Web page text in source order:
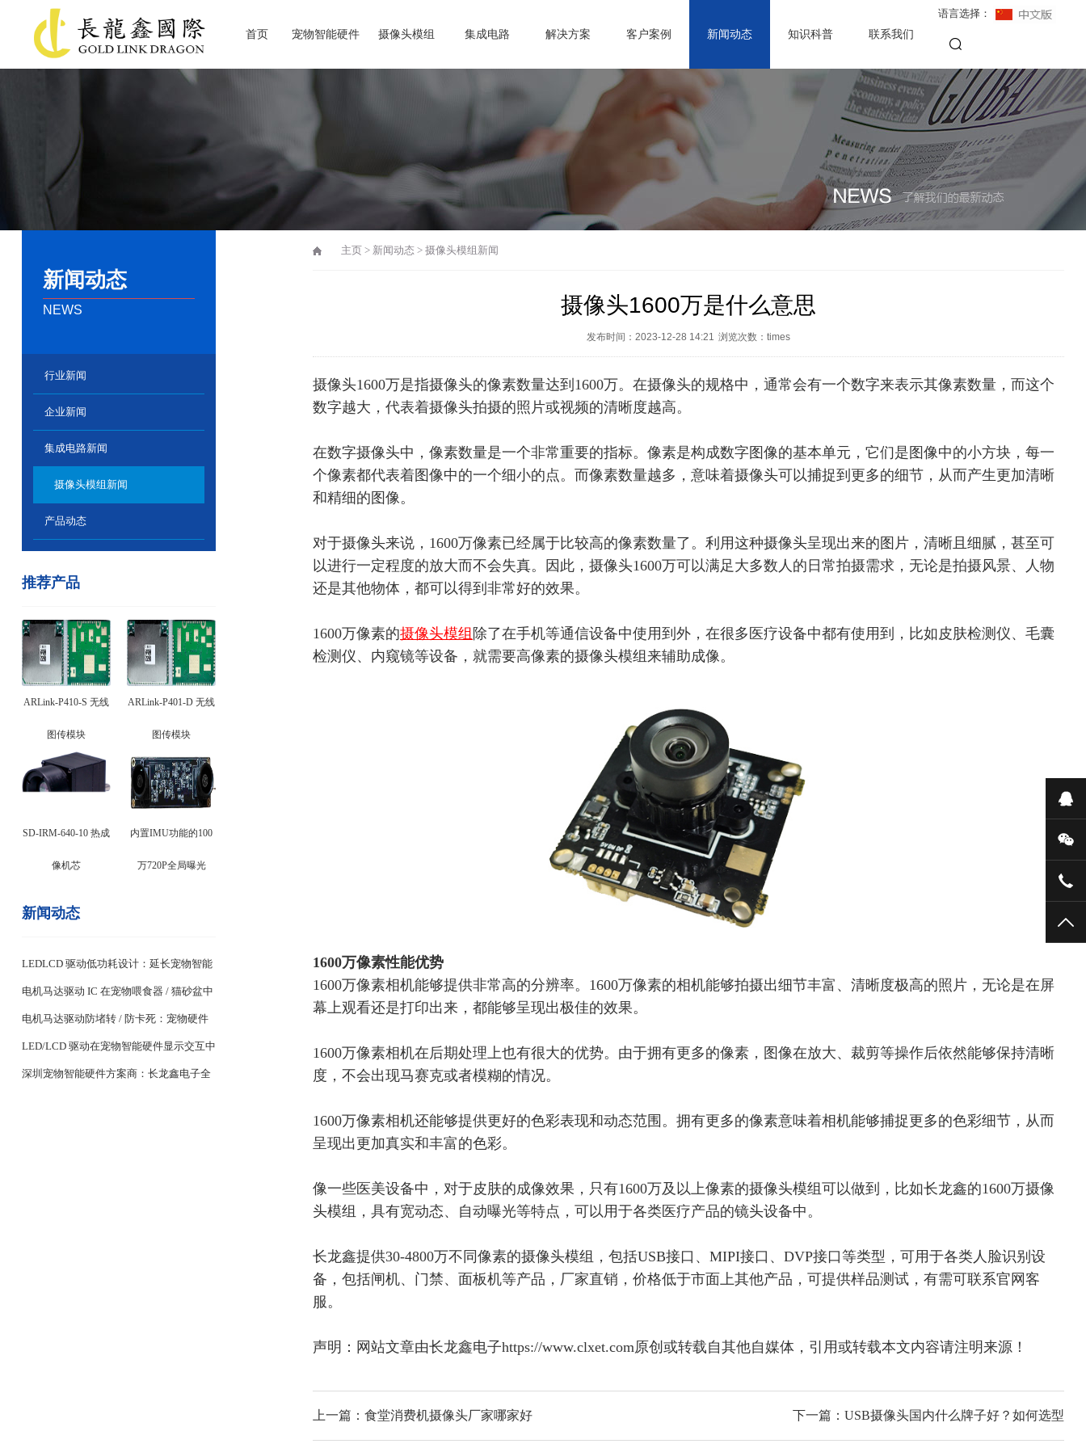
首页 宠物智能硬件 摄像头模组 集成电路 解决方案 客户案例 新闻动态 知识科普 联系我们
语言选择：
新闻动态
NEWS
行业新闻
企业新闻
集成电路新闻
摄像头模组新闻
产品动态
推荐产品
ARLink-P410-S 无线
图传模块
ARLink-P401-D 无线
图传模块
SD-IRM-640-10 热成
像机芯
内置IMU功能的100
万720P全局曝光
新闻动态
LEDLCD 驱动低功耗设计：延长宠物智能
设备续航关键
电机马达驱动 IC 在宠物喂食器 / 猫砂盆中
的稳定控制设计
电机马达驱动防堵转 / 防卡死：宠物硬件
耐用性核心
LED/LCD 驱动在宠物智能硬件显示交互中
的应用
深圳宠物智能硬件方案商：长龙鑫电子全
主页 > 新闻动态 > 摄像头模组新闻
摄像头1600万是什么意思
发布时间：2023-12-28 14:21 浏览次数： times
摄像头1600万是指摄像头的像素数量达到1600万。在摄像头的规格中，通常会有一个数字来表示其像素数量，而这个
数字越大，代表着摄像头拍摄的照片或视频的清晰度越高。
在数字摄像头中，像素数量是一个非常重要的指标。像素是构成数字图像的基本单元，它们是图像中的小方块，每一
个像素都代表着图像中的一个细小的点。而像素数量越多，意味着摄像头可以捕捉到更多的细节，从而产生更加清晰
和精细的图像。
对于摄像头来说， 1600万像素已经属于比较高的像素数量了。 利用这种摄像头呈现出来的图片，清晰且细腻 ，甚至可
以进行一定程度的放大而不会失真。因此，摄像头1600万可以满足大多数人的日常拍摄需求，无论是拍摄风景、人物
还是其他物体，都可以得到非常好的效果。
1600万像素的摄像头模组 除了在手机等通信设备中使用到外，在很多医疗设备中都有使用到，比如皮肤检测仪、毛囊
检测仪、内窥镜等设备，就需要高像素的摄像头模组来辅助成像。
1600万像素性能优势
1600万像素相机能够提供非常高的分辨率。1600万像素的相机能够拍摄出细节丰富、清晰度极高的照片，无论是在屏
幕上观看还是打印出来，都能够呈现出极佳的效果。
1600万像素相机在后期处理上也有很大的优势。由于拥有更多的像素，图像在放大、裁剪等操作后依然能够保持清晰
度，不会出现马赛克或者模糊的情况。
1600万像素相机还能够提供更好的色彩表现和动态范围。拥有更多的像素意味着相机能够捕捉更多的色彩细节，从而
呈现出更加真实和丰富的色彩。
像一些医美设备中，对于皮肤的成像效果，只有1600万及以上像素的摄像头模组可以做到，比如长龙鑫的1600万摄像
头模组，具有宽动态、自动曝光等特点，可以用于各类医疗产品的镜头设备中。
长龙鑫提供30-4800万不同像素的摄像头模组，包括USB接口、MIPI接口、DVP接口等类型，可用于各类人脸识别设
备，包括闸机、门禁、面板机等产品，厂家直销，价格低于市面上其他产品，可提供样品测试， 有需可联系官网客
服。
声明：网站文章由长龙鑫电子https://www.clxet.com原创或转载自其他自媒体，引用或转载本文内容请注明来源！
上一篇：食堂消费机摄像头厂家哪家好 下一篇：USB摄像头国内什么牌子好？如何选型
在
微